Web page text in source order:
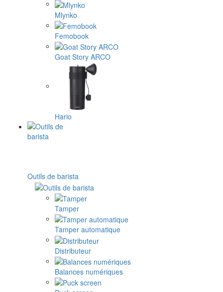
Mlynko
Femobook
Goat Story ARCO
Hario
Outils de barista
Tamper
Tamper automatique
Distributeur
Balances numériques